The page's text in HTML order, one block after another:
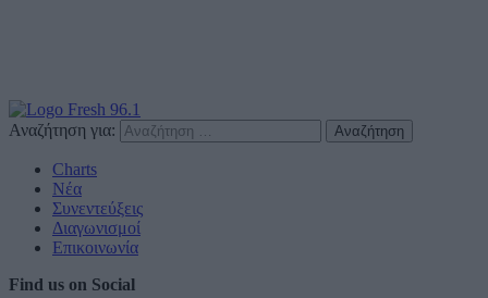
Αναζήτηση για:
Charts
Νέα
Συνεντεύξεις
Διαγωνισμοί
Επικοινωνία
Find us on Social